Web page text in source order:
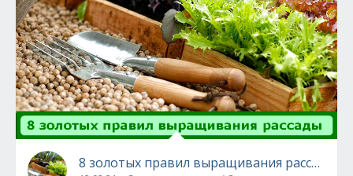
8 золотых правил выращивания рассады